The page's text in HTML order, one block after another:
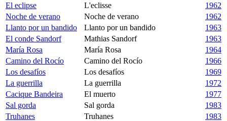
El eclipse
L'eclisse
1962
Noche de verano
Noche de verano
1962
Llanto por un bandido
Llanto por un bandido
1963
El conde Sandorf
Mathias Sandorf
1963
María Rosa
María Rosa
1964
Camino del Rocío
Camino del Rocío
1966
Los desafíos
Los desafíos
1969
La guerrilla
La guerrilla
1972
Cacique Bandeira
El muerto
1977
Sal gorda
Sal gorda
1983
Truhanes
Truhanes
1983